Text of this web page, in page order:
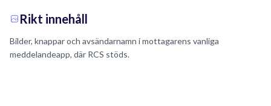
Rikt innehåll
Bilder, knappar och avsändarnamn i mottagarens vanliga
meddelandeapp, där RCS stöds.